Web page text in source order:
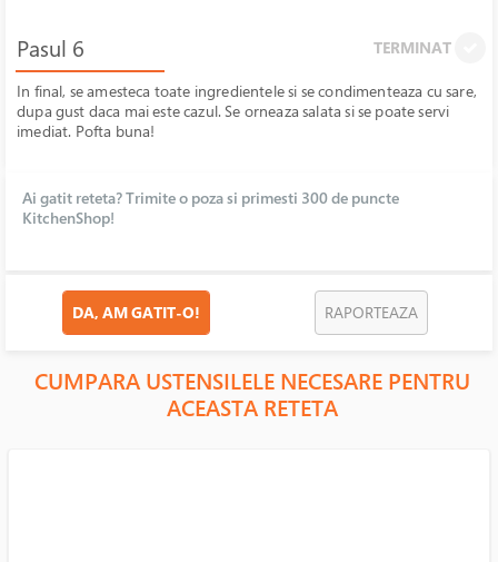
Pasul 6 TERMINAT
In final, se amesteca toate ingredientele si se condimenteaza cu sare,
dupa gust daca mai este cazul. Se orneaza salata si se poate servi
imediat. Pofta buna!
Ai gatit reteta? Trimite o poza si primesti 300 de puncte
KitchenShop!
DA, AM GATIT-O! RAPORTEAZA
CUMPARA USTENSILELE NECESARE PENTRU
ACEASTA RETETA